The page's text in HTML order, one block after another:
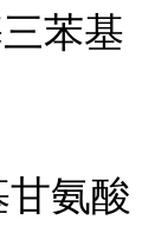
苯基
氨酸